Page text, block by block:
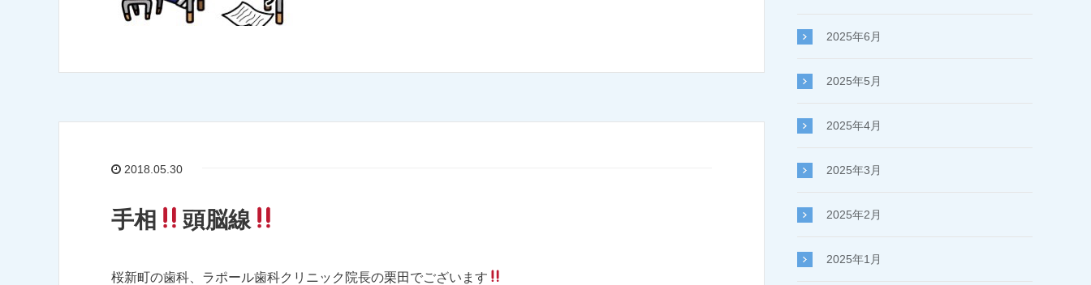
2018.05.30
手相 頭脳線
桜新町の歯科、ラポール歯科クリニック院長の栗田でございます
2025年6月
2025年5月
2025年4月
2025年3月
2025年2月
2025年1月